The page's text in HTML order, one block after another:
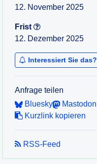
12. November 2025
Frist
12. Dezember 2025
Interessiert Sie das?
Anfrage teilen
Bluesky
Mastodon
Kurzlink kopieren
RSS-Feed